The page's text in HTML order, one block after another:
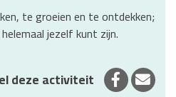
te groeien en te ontdekken;
jezelf kunt zijn.
deze activiteit Deel op